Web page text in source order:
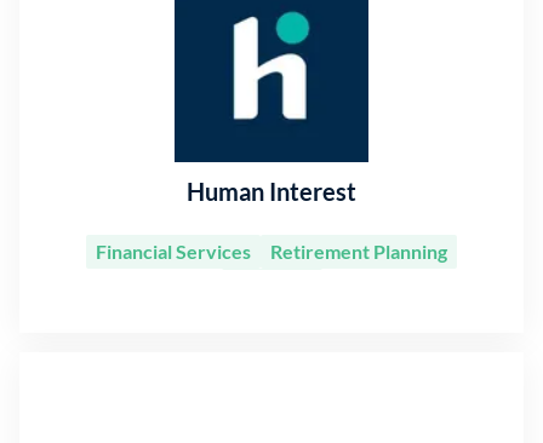
Human Interest
Financial Services
Retirement Planning